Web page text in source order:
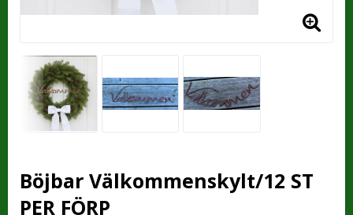
Böjbar Välkommenskylt/12 ST
PER FÖRP